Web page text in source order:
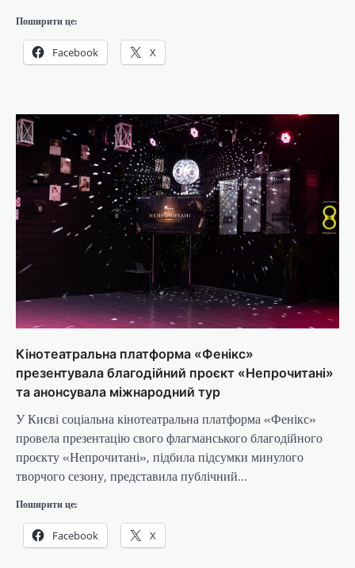
Поширити це:
Facebook X
Кінотеатральна платформа «Фенікс»
презентувала благодійний проєкт «Непрочитані»
та анонсувала міжнародний тур
У Києві соціальна кінотеатральна платформа «Фенікс»
провела презентацію свого флагманського благодійного
проєкту «Непрочитані», підбила підсумки минулого
творчого сезону, представила публічний…
Поширити це:
Facebook X